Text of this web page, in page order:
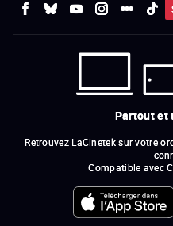
Partout et
Retrouvez LaCinetek sur votre
Compatible avec